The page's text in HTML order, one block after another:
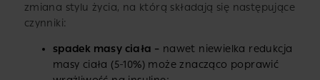
zmiana stylu życia, na którą składają się następujące
czynniki:
spadek masy ciała – nawet niewielka redukcja
masy ciała (5-10%) może znacząco poprawić